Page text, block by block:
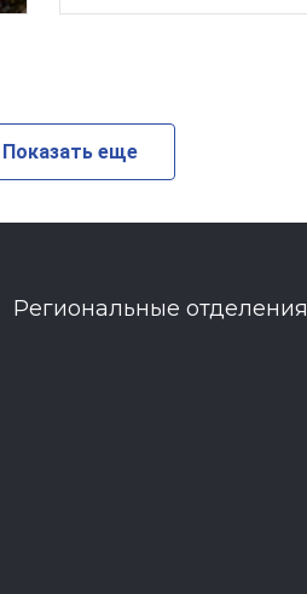
Показать еще
Региональные отделения